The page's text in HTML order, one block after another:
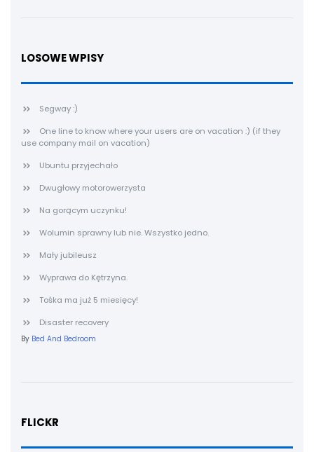
LOSOWE WPISY
Segway :)
One line to know where your users are on vacation :) (if they
use company mail on vacation)
Ubuntu przyjechało
Dwugłowy motorowerzysta
Na gorącym uczynku!
Wolumin sprawny lub nie. Wszystko jedno.
Mały jubileusz
Wyprawa do Kętrzyna.
Tośka ma już 5 miesięcy!
Disaster recovery
By Bed And Bedroom
FLICKR